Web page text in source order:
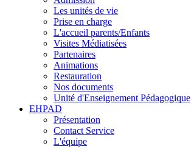
Les unités de vie
Prise en charge
L'accueil parents/Enfants
Visites Médiatisées
Partenaires
Animations
Restauration
Nos documents
Unité d'Enseignement Pédagogique
EHPAD
Présentation
Contact Service
L'équipe